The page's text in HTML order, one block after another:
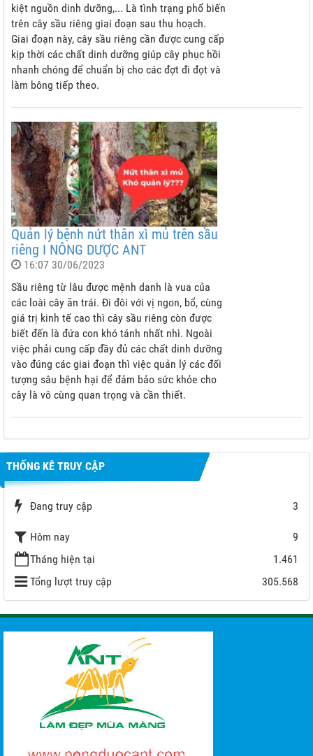
kiệt nguồn dinh dưỡng,... Là tình trạng phổ biến
trên cây sầu riêng giai đoạn sau thu hoạch.
Giai đoạn này, cây sầu riêng cần được cung cấp
kịp thời các chất dinh dưỡng giúp cây phục hồi
nhanh chóng để chuẩn bị cho các đợt đi đọt và
làm bông tiếp theo.
Quản lý bệnh nứt thân xì mủ trên sầu
riêng I NÔNG DƯỢC ANT
16:07 30/06/2023
Sầu riêng từ lâu được mệnh danh là vua của
các loài cây ăn trái. Đi đôi với vị ngon, bổ, cùng
giá trị kinh tế cao thì cây sầu riêng còn được
biết đến là đứa con khó tánh nhất nhì. Ngoài
việc phải cung cấp đầy đủ các chất dinh dưỡng
vào đúng các giai đoạn thì việc quản lý các đối
tượng sâu bệnh hại để đảm bảo sức khỏe cho
cây là vô cùng quan trọng và cần thiết.
THỐNG KÊ TRUY CẬP
Đang truy cập 3
Hôm nay
9
Tháng hiện tại
1.461
Tổng lượt truy cập
305.568